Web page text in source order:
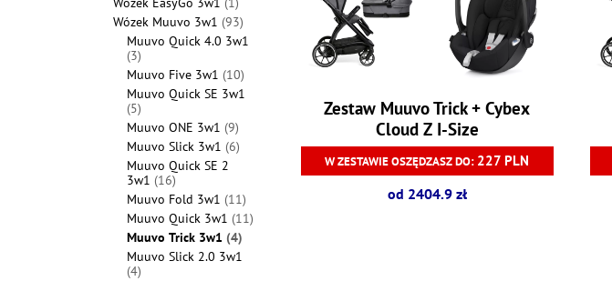
Wózek Muuvo 3w1 (93)
Muuvo Quick 4.0 3w1
(3)
Muuvo Five 3w1 (10)
Muuvo Quick SE 3w1
(5)
Muuvo ONE 3w1 (9)
Muuvo Slick 3w1 (6)
Muuvo Quick SE 2
3w1 (16)
Muuvo Fold 3w1 (11)
Muuvo Quick 3w1 (11)
Muuvo Trick 3w1 (4)
Muuvo Slick 2.0 3w1
(4)
Zestaw Muuvo Trick + Cybex
Cloud Z I-Size
W ZESTAWIE OSZĘDZASZ DO: 227 PLN
od 2404.9 zł